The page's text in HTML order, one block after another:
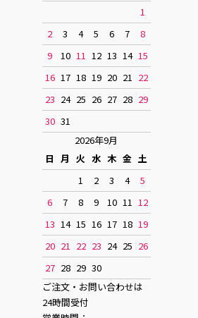
1
2
3 4 5 6 7
8
9
10 11 12 13 14 15
16 17 18 19 20 21 22
23 24 25 26 27 28 29
30 31
2026年9月
日 月 火 水 木 金 土
1
2 3 4
5
6
7 8 9 10 11 12
13 14 15 16 17 18 19
20 21 22 23 24 25 26
27 28 29 30
ご注文・お問い合わせは
24時間受付